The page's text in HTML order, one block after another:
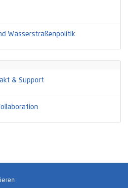
Wasserstraßenpolitik
& Support